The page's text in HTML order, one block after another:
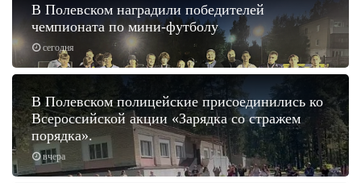
сегодня
В Полевском наградили победителей
чемпионата по мини-футболу
вчера
В Полевском полицейские присоединились ко
Всероссийской акции «Зарядка со стражем
порядка».